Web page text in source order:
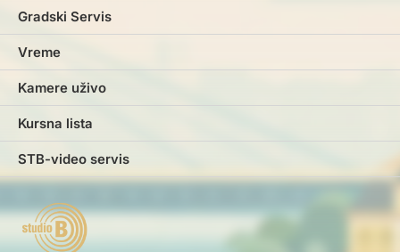
Gradski Servis
Vreme
Kamere uživo
Kursna lista
STB-video servis